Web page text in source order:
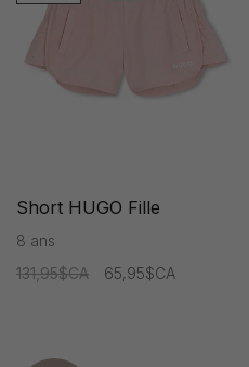
Short HUGO Fille
8 ans
131,95$CA
65,95$CA